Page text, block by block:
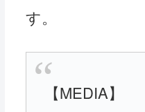
す。
【MEDIA】